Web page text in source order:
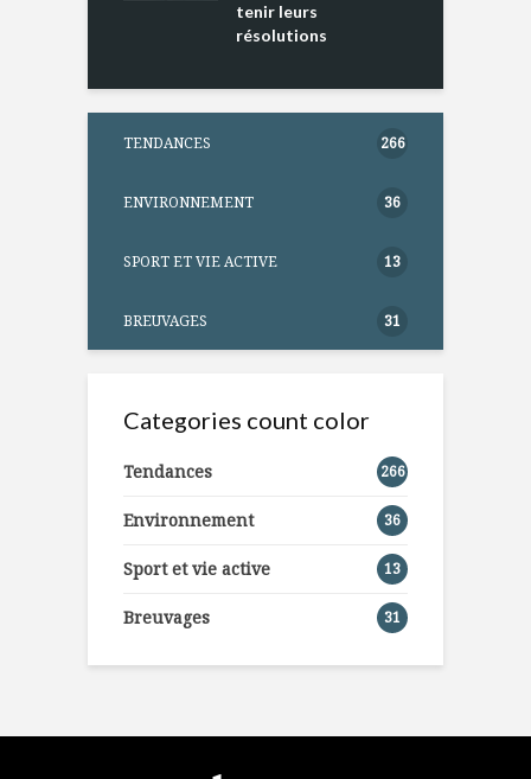
tenir leurs
résolutions
TENDANCES 266
ENVIRONNEMENT 36
SPORT ET VIE ACTIVE 13
BREUVAGES 31
Categories count color
Tendances 266
Environnement 36
Sport et vie active 13
Breuvages 31